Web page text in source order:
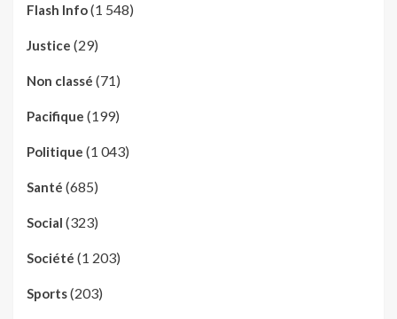
Flash Info(1 548)
Justice (29)
Non classé (71)
Pacifique (199)
Politique (1 043)
Santé (685)
Social (323)
Société (1 203)
Sports(203)